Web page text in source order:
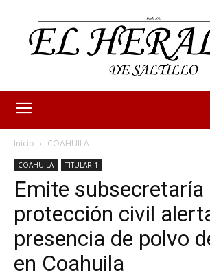
Inicio COAHUILA
COAHUILA TITULAR 1
Emite subsecretaría
protección civil
presencia de polvo
en Coahuila